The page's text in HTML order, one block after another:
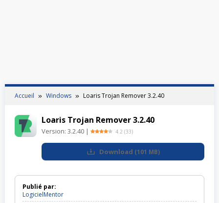
Accueil Windows Loaris Trojan Remover 3.2.40
Loaris Trojan Remover 3.2.40
Version: 3.2.40 | 4.2 (33)
Download (101 MB)
Publié par:
LogicielMentor